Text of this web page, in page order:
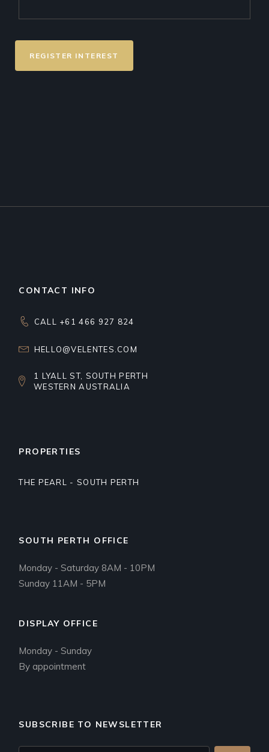
REGISTER INTEREST
CONTACT INFO
CALL +61 466 927 824
HELLO@VELENTES.COM
1 LYALL ST, SOUTH PERTH
WESTERN AUSTRALIA
PROPERTIES
THE PEARL - SOUTH PERTH
SOUTH PERTH OFFICE
Monday - Saturday 8AM - 10PM
Sunday 11AM - 5PM
DISPLAY OFFICE
Monday - Sunday
By appointment
SUBSCRIBE TO NEWSLETTER